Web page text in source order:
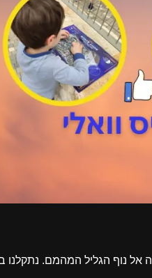
נוף הגליל המהמם. נתקלנו